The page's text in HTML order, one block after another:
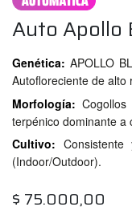
Auto Apollo
Genética: APOLLO
Autofloreciente de alto
Morfología:
terpénico dominante a
Cultivo:
(Indoor/Outdoor).
$ 75.000,00